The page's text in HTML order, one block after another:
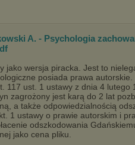
A. - Psychologia
jako wersja piracka. Jest to
posiada prawa autorskie.
117 ust. 1 ustawy z dnia 4
zagrożony jest karą do 2 lat
a także odpowiedzialnością
1 ustawy o prawie autorskim i
odszkodowania
jako cena pliku.